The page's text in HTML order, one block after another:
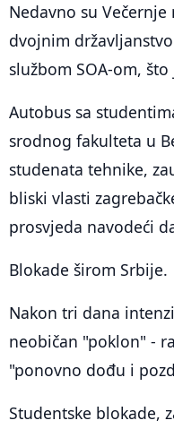
Nedavno su
dvojnim
službom SOA-om,
Autobus sa
srodnog fakulteta u
studenata tehnike,
bliski vlasti
prosvjeda navodeći
Blokade širom Srbije.
Nakon tri dana
neobičan "poklon" -
"ponovno dođu i
Studentske blokade,